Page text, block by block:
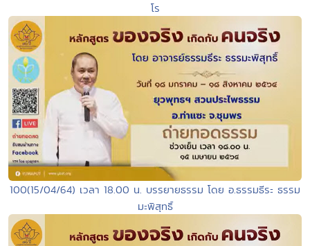
โร
100(15/04/64) เวลา 18.00 น. บรรยายธรรม โดย อ.ธรรมธีระ ธรรม
มะพิสุทธิ์